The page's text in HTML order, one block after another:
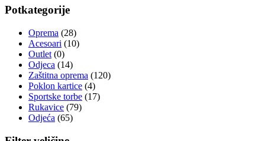
Potkategorije
Oprema (28)
Acesoari (10)
Outlet (0)
Odjeca (14)
Zaštitna oprema (120)
Poklon kartice (4)
Sportske torbe (17)
Rukavice (79)
Odjeća (65)